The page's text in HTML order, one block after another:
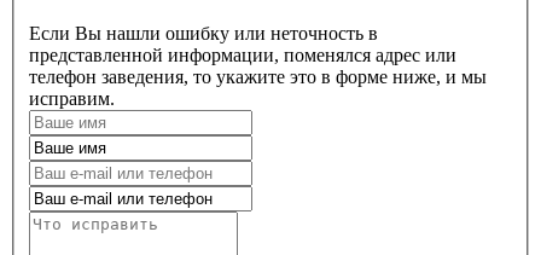
Если Вы нашли ошибку или неточность в
представленной информации, поменялся адрес или
телефон заведения, то укажите это в форме ниже, и мы
исправим.